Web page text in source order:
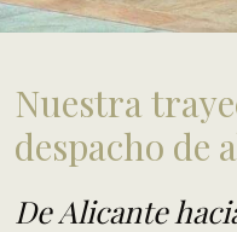
Nuestra
despacho de
De Alicante